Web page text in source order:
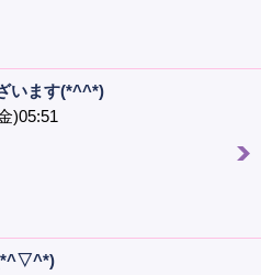
います(*^^*)
)05:51